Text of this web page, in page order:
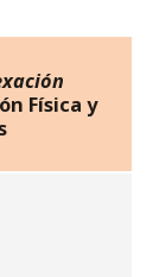
Física y